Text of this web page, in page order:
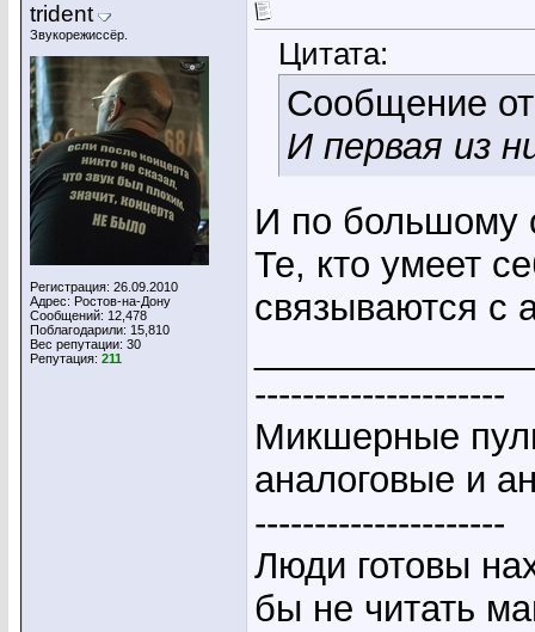
trident
Звукорежиссёр.
Регистрация: 26.09.2010
Адрес: Ростов-на-Дону
Сообщений: 12,478
Поблагодарили: 15,810
Вес репутации: 30
Репутация: 211
Цитата:
Сообщение
И первая из
И по большому
Те, кто умеет
связываются с
---------------------
Микшерные
аналоговые и
---------------------
Люди готовы
бы не читать